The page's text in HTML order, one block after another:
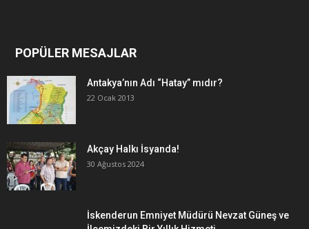
POPÜLER MESAJLAR
Antakya’nın Adı “Hatay” mıdır?
22 Ocak 2013
Akçay Halkı İsyanda!
30 Ağustos 2024
İskenderun Emniyet Müdürü Nevzat Güneş ve